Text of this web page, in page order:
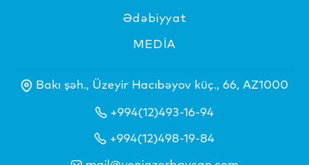
Ədəbiyyat
MEDİA
Bakı şəh., Üzeyir Hacıbəyov küç., 66, AZ1000
+994(12)493-16-94
+994(12)498-19-84